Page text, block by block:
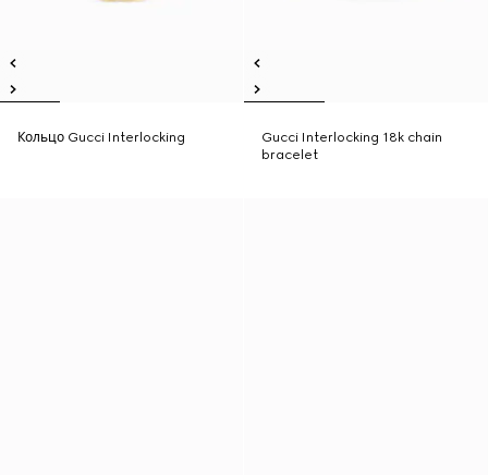
Кольцо Gucci Interlocking
Gucci Interlocking 18k chain
bracelet